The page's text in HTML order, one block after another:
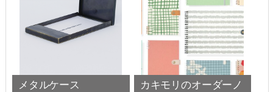
メタルケース
カキモリのオーダーノ